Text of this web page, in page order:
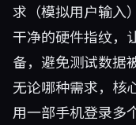
求（模拟用户输入
干净的硬件指纹，
备，避免测试数据
无论哪种需求，
用一部手机登录多